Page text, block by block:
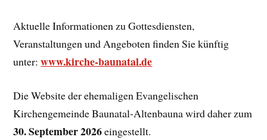
Aktuelle Informationen zu Gottesdiensten,
Veranstaltungen und Angeboten finden Sie künftig
unter:www.kirche-baunatal.de
Die Website der ehemaligen Evangelischen
Kirchengemeinde Baunatal-Altenbauna wird daher zum
30. September 2026eingestellt.